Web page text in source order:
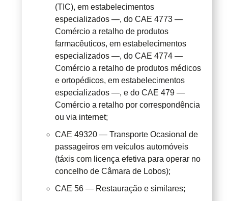
(TIC), em estabelecimentos
especializados —, do CAE 4773 —
Comércio a retalho de produtos
farmacêuticos, em estabelecimentos
especializados —, do CAE 4774 —
Comércio a retalho de produtos médicos
e ortopédicos, em estabelecimentos
especializados —, e do CAE 479 —
Comércio a retalho por correspondência
ou via internet;
CAE 49320 — Transporte Ocasional de
passageiros em veículos automóveis
(táxis com licença efetiva para operar no
concelho de Câmara de Lobos);
CAE 56 — Restauração e similares;